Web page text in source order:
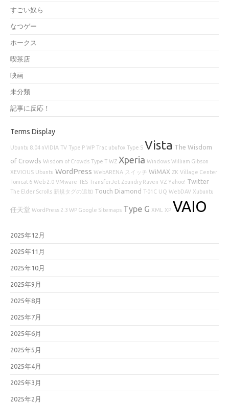
すごい奴ら
なつゲー
ホークス
喫茶店
映画
未分類
記事に反応！
Terms Display
Ubuntu 8.04 nVIDIA TV Type P WP Trac ubufox Type S Vista The Wisdom
of Crowds Wisdom of Crowds Type T WZ Xperia Windows William Gibson
XEVIOUS Ubuntu WordPress WebARENA スイッチ WiMAX ZK Village Center
Tomcat 6 Web 2.0 VMware TES TransferJet Zoundry Raven VZ Yahoo! Twitter
The Elder Scrolls 新規タグの追加 Touch Diamond T-01C UQ WebDAV Xubuntu
任天堂 WordPress 2.3 WP Google Sitemaps Type G XML XP VAIO
2025年12月
2025年11月
2025年10月
2025年9月
2025年8月
2025年7月
2025年6月
2025年5月
2025年4月
2025年3月
2025年2月